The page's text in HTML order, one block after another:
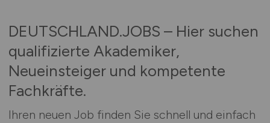
DEUTSCHLAND.JOBS – Hier suchen
qualifizierte Akademiker,
Neueinsteiger und kompetente
Fachkräfte.
Ihren neuen Job finden Sie schnell und einfach